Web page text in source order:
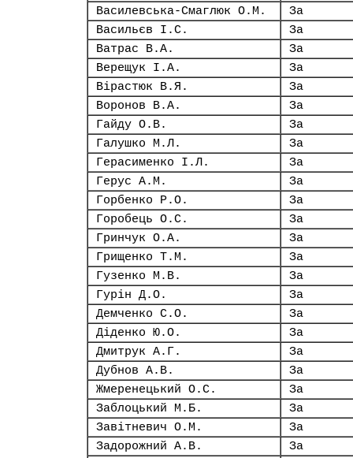
Василевська-Смаглюк О.М.
За
Васильєв І.С.
За
Ватрас В.А.
За
Верещук І.А.
За
Вірастюк В.Я.
За
Воронов В.А.
За
Гайду О.В.
За
Галушко М.Л.
За
Герасименко І.Л.
За
Герус А.М.
За
Горбенко Р.О.
За
Горобець О.С.
За
Гринчук О.А.
За
Грищенко Т.М.
За
Гузенко М.В.
За
Гурін Д.О.
За
Демченко С.О.
За
Діденко Ю.О.
За
Дмитрук А.Г.
За
Дубнов А.В.
За
Жмеренецький О.С.
За
Заблоцький М.Б.
За
Завітневич О.М.
За
Задорожний А.В.
За